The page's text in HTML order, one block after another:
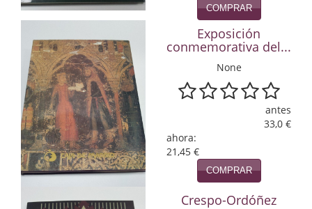
historia
Infantil y juvenil
Infantil y juvenil. Nuevo!!
Infantil y juvenil. Nuevo!!!
Informática
Literatura fantástica
Literatura hispanoamericana
COMPRAR
Exposición
conmemorativa del...
None
antes
33,0 €
ahora:
21,45 €
COMPRAR
Crespo-Ordóñez